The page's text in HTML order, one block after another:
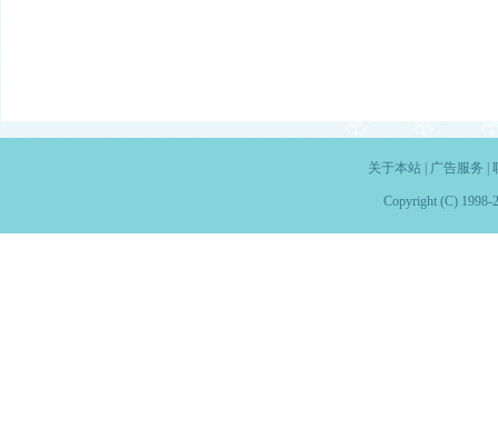
关于本站| 广告服务
Copyright (C) 1998-